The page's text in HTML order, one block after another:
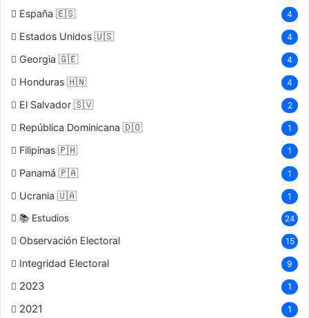
España 🇪🇸 4
Estados Unidos 🇺🇸 4
Georgia 🇬🇪 4
Honduras 🇭🇳 4
El Salvador 🇸🇻 2
República Dominicana 🇩🇴 1
Filipinas 🇵🇭 1
Panamá 🇵🇦 1
Ucrania 🇺🇦 1
📚 Estudios 24
Observación Electoral 15
Integridad Electoral 9
2023 1
2021 1